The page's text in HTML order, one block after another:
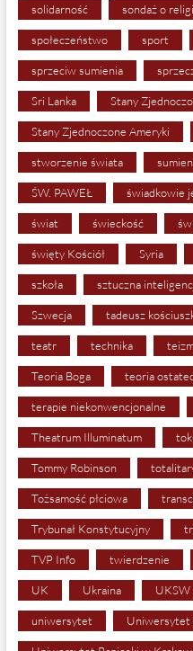
solidarność sondaż o
społeczeństwo sport
sprzeciw sumienia
Sri Lanka Stany
Stany Zjednoczone Ameryki
stworzenie świata
ŚW. PAWEŁ świadkowie
świat świeckość
święty Kościół Syria
szkoła sztuczna
Szwecja tadeusz
teatr technika
Teoria Boga teoria
terapie niekonwencjonalne
Theatrum Illuminatum
Tommy Robinson
Tożsamość płciowa
Trybunał Konstytucyjny
TVP Info twierdzenie
UK Ukraina UKSW
uniwersytet Uniwersytet